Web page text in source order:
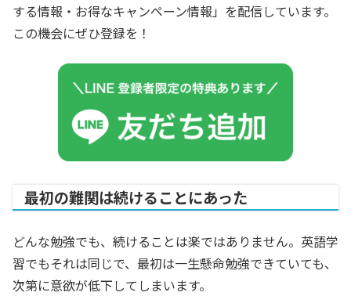
する情報・お得なキャンペーン情報」を配信しています。
この機会にぜひ登録を！
最初の難関は続けることにあった
どんな勉強でも、続けることは楽ではありません。英語学
習でもそれは同じで、最初は一生懸命勉強できていても、
次第に意欲が低下してしまいます。